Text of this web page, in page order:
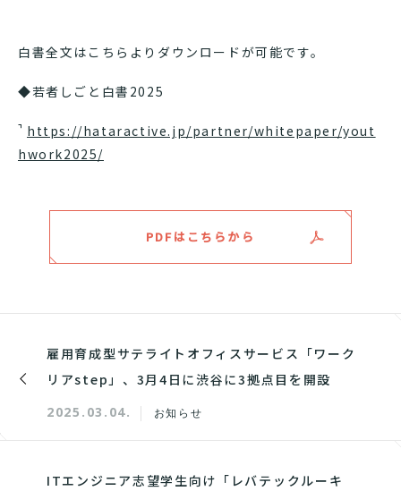
白書全文はこちらよりダウンロードが可能です。
◆若者しごと白書2025
https://hataractive.jp/partner/whitepaper/yout
hwork2025/
PDFはこちらから
雇用育成型サテライトオフィスサービス「ワーク
リアstep」、3月4日に渋谷に3拠点目を開設
2025.03.04. お知らせ
ITエンジニア志望学生向け「レバテックルーキ